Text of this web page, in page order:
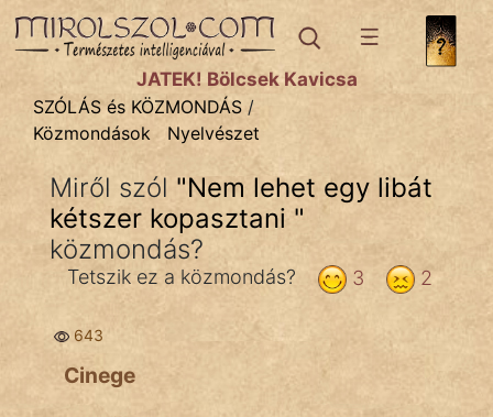
SZÓLÁS ÉS KÖZMONDÁStémák:
Bibliai
Kifejezések
Közmondások
Rímelő
Szállóigék
Szóláscsoportok
Szólások
JÁTÉK! Bölcsek Kavicsa
SZÓLÁS és KÖZMONDÁS /
Közmondások
Nyelvészet
Miről szól "Nem lehet egy libát
kétszer kopasztani "
közmondás?
2
3
Tetszik ez a közmondás?
643
Cinege